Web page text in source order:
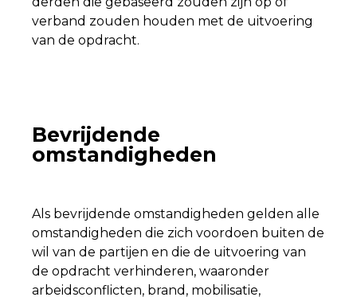
verband zouden houden met de uitvoering
van de opdracht.
Bevrijdende
omstandigheden
Als bevrijdende omstandigheden gelden alle
omstandigheden die zich voordoen buiten de
wil van de partijen en die de uitvoering van
de opdracht verhinderen, waaronder
arbeidsconflicten, brand, mobilisatie,